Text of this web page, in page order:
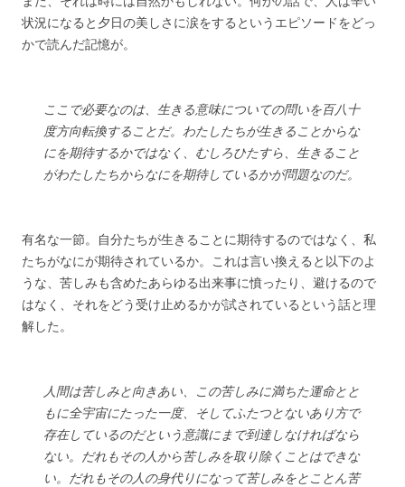
状況になると夕日の美しさに涙をするというエピソードをどっ
かで読んだ記憶が。
ここで必要なのは、生きる意味についての問いを百八十
度方向転換することだ。わたしたちが生きることからな
にを期待するかではなく、むしろひたすら、生きること
がわたしたちからなにを期待しているかが問題なのだ。
有名な一節。自分たちが生きることに期待するのではなく、私
たちがなにが期待されているか。これは言い換えると以下のよ
うな、苦しみも含めたあらゆる出来事に憤ったり、避けるので
はなく、それをどう受け止めるかが試されているという話と理
解した。
人間は苦しみと向きあい、この苦しみに満ちた運命とと
もに全宇宙にたった一度、そしてふたつとないあり方で
存在しているのだという意識にまで到達しなければなら
ない。だれもその人から苦しみを取り除くことはできな
い。だれもその人の身代りになって苦しみをとことん苦